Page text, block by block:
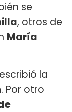
se
, otros de
María
la
. Por otro